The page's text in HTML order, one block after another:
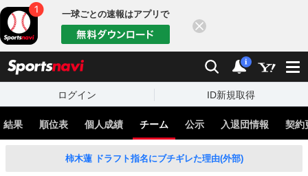
一球ごとの速報はアプリで
検索 通知
i
ログイン ID新規取得
結果 順位表 個人成績 チーム 公示 入退団情報 契約
柿木蓮 ドラフト指名にブチギレた理由(外部)